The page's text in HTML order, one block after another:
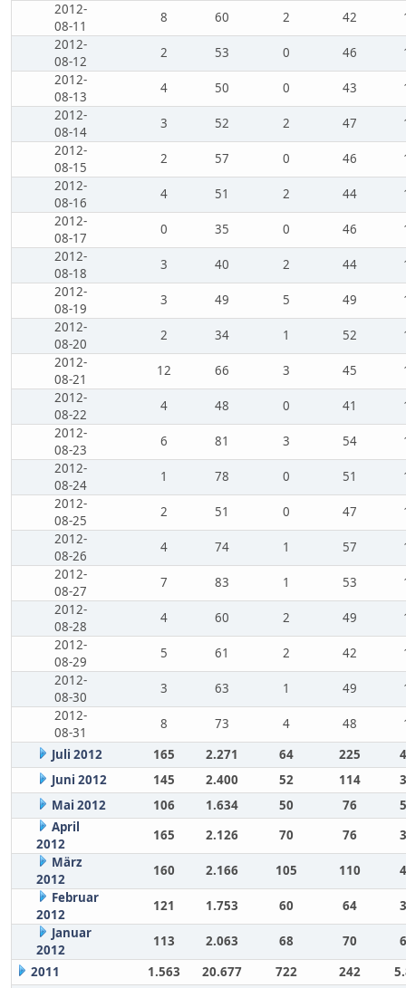
2012-
08-11
8 60 2 42
2012-
08-12
2 53 0 46
2012-
08-13
4 50 0 43
2012-
08-14
3 52 2 47
2012-
08-15
2 57 0 46
2012-
08-16
4 51 2 44
2012-
08-17
0 35 0 46
2012-
08-18
3 40 2 44
2012-
08-19
3 49 5 49
2012-
08-20
2 34 1 52
2012-
08-21
12 66 3 45
2012-
08-22
4 48 0 41
2012-
08-23
6 81 3 54
2012-
08-24
1 78 0 51
2012-
08-25
2 51 0 47
2012-
08-26
4 74 1 57
2012-
08-27
7 83 1 53
2012-
08-28
4 60 2 49
2012-
08-29
5 61 2 42
2012-
08-30
3 63 1 49
2012-
08-31
8 73 4 48
Juli 2012
165 2.271 64 225
Juni 2012
145 2.400 52 114
Mai 2012
106 1.634 50 76
April
2012
165 2.126 70 76
März
2012
160 2.166 105 110
Februar
2012
121 1.753 60 64
Januar
2012
113 2.063 68 70
2011
1.563 20.677 722 242